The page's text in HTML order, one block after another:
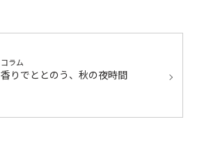
コラム
香りでととのう、秋の夜時間